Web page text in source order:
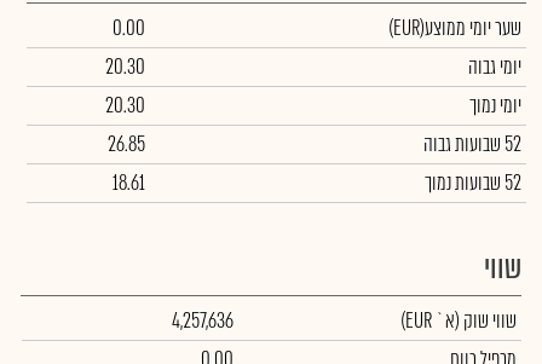
שער יומי ממוצע(EUR)
0.00
יומי גבוה
20.30
יומי נמוך
20.30
52 שבועות גבוה
26.85
52 שבועות נמוך
18.61
שווי
שווי שוק (א` EUR)
4,257,636